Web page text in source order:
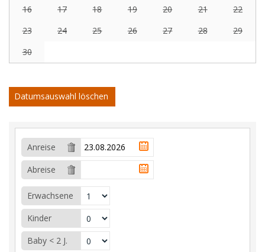
16
17 18 19 20 21
22
23
24 25 26 27 28
29
30
Datumsauswahl löschen
Anreise
Abreise
Erwachsene
Kinder
Baby < 2 J.